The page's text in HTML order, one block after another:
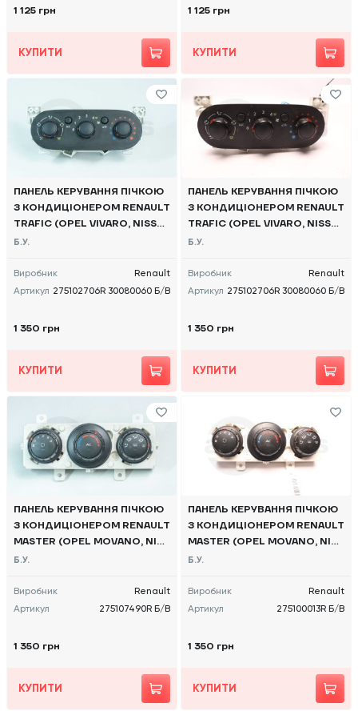
1 125 грн
КУПИТИ
1 125 грн
КУПИТИ
ПАНЕЛЬ КЕРУВАННЯ ПІЧКОЮ
З КОНДИЦІОНЕРОМ RENAULT
TRAFIC (OPEL VIVARO, NISSA
N NV300) 2014 -, 275102706R
Б.У.
Виробник
Renault
Артикул 275102706R 30080060 Б/В
1 350 грн
КУПИТИ
ПАНЕЛЬ КЕРУВАННЯ ПІЧКОЮ
З КОНДИЦІОНЕРОМ RENAULT
TRAFIC (OPEL VIVARO, NISSA
N NV300) 2014 -, 275102706R
Б.У.
Виробник
Renault
Артикул 275102706R 30080060 Б/В
1 350 грн
КУПИТИ
ПАНЕЛЬ КЕРУВАННЯ ПІЧКОЮ
З КОНДИЦІОНЕРОМ RENAULT
MASTER (OPEL MOVANO, NISS
AN NV400) 2010 -, 27510749
Б.У.
Виробник
Renault
Артикул
275107490R Б/В
1 350 грн
КУПИТИ
ПАНЕЛЬ КЕРУВАННЯ ПІЧКОЮ
З КОНДИЦІОНЕРОМ RENAULT
MASTER (OPEL MOVANO, NISS
AN NV400) 2010 -, 275100013
Б.У.
Виробник
Renault
Артикул
275100013R Б/В
1 350 грн
КУПИТИ